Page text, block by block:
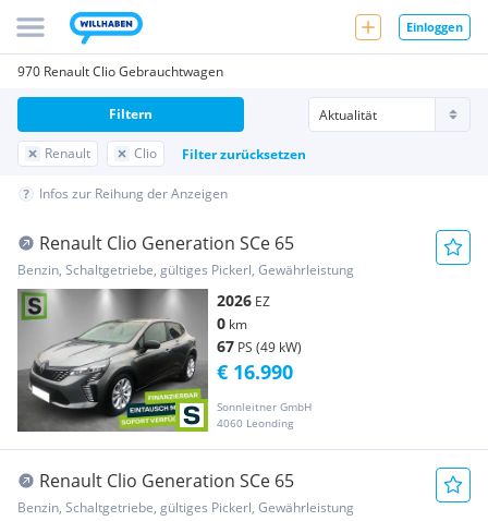
Einloggen
970 Renault Clio Gebrauchtwagen
Renault Clio Filter zurücksetzen
Filtern
Infos zur Reihung der Anzeigen
Renault Clio Generation SCe 65
Benzin, Schaltgetriebe, gültiges Pickerl, Gewährleistung
2026 EZ
0 km
67 PS (49 kW)
Sonnleitner GmbH
4060 Leonding
€ 16.990
Renault Clio Generation SCe 65
Benzin, Schaltgetriebe, gültiges Pickerl, Gewährleistung